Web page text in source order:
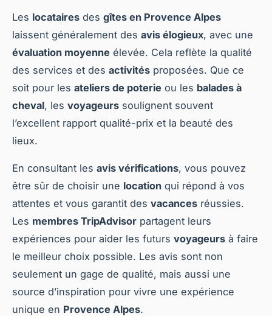
Les locataires des gîtes en Provence Alpes
laissent généralement des avis élogieux, avec une
évaluation moyenne élevée. Cela reflète la qualité
des services et des activités proposées. Que ce
soit pour les ateliers de poterie ou les balades à
cheval, les voyageurs soulignent souvent
l’excellent rapport qualité-prix et la beauté des
lieux.
En consultant les avis vérifications, vous pouvez
être sûr de choisir une location qui répond à vos
attentes et vous garantit des vacances réussies.
Les membres TripAdvisor partagent leurs
expériences pour aider les futurs voyageurs à faire
le meilleur choix possible. Les avis sont non
seulement un gage de qualité, mais aussi une
source d’inspiration pour vivre une expérience
unique en Provence Alpes.